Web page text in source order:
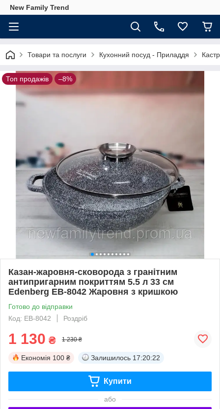
New Family Trend
Товари та послуги Кухонний посуд - Приладдя
Топ продажів –8%
Казан-жаровня-сковорода з гранітним
антипригарним покриттям 5.5 л 33 см
Edenberg EB-8042 Жаровня з кришкою
Готово до відправки
Код: EB-8042
Роздріб
1 130 ₴ 1 230 ₴
Економія 100 ₴ Залишилось 17:20:21
Купити
або